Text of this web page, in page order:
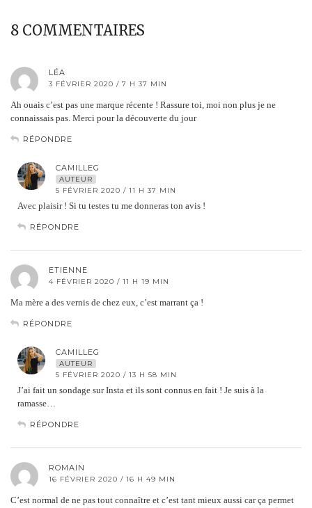
8 COMMENTAIRES
LÉA
3 FÉVRIER 2020 / 7 H 37 MIN
Ah ouais c’est pas une marque récente ! Rassure toi, moi non plus je ne
connaissais pas. Merci pour la découverte du jour
RÉPONDRE
CAMILLEG
AUTEUR
5 FÉVRIER 2020 / 11 H 37 MIN
Avec plaisir ! Si tu testes tu me donneras ton avis !
RÉPONDRE
ETIENNE
4 FÉVRIER 2020 / 11 H 19 MIN
Ma mère a des vernis de chez eux, c’est marrant ça !
RÉPONDRE
CAMILLEG
AUTEUR
5 FÉVRIER 2020 / 13 H 58 MIN
J’ai fait un sondage sur Insta et ils sont connus en fait ! Je suis à la
ramasse…
RÉPONDRE
ROMAIN
16 FÉVRIER 2020 / 16 H 49 MIN
C’est normal de ne pas tout connaître et c’est tant mieux aussi car ça permet